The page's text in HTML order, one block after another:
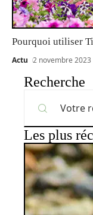
Pourquoi utiliser
Actu 2 novembre 2023
Recherche
Les plus